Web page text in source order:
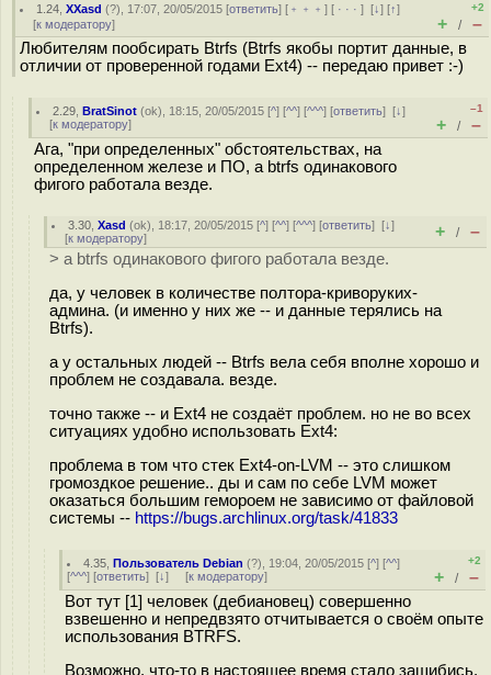
1.24 ,XXasd (?), 17:07, 20/05/2015 [ответить] [ ﹢﹢﹢] [ · · ·][↓] [↑]
[к модератору]
+2
+ / –
Любителям пообсирать Btrfs (Btrfs якобы портит данные, в
отличии от проверенной годами Ext4) -- передаю привет :-)
2.29 ,BratSinot (ok), 18:15, 20/05/2015 [^] [^^] [^^^] [ответить][↓]
[к модератору]
–1
+ / –
Ага, "при определенных" обстоятельствах, на
определенном железе и ПО, а btrfs одинакового
фигого работала везде.
3.30 ,Xasd (ok), 18:17, 20/05/2015 [^] [^^] [^^^] [ответить][↓]
[к модератору] + / –
> а btrfs одинакового фигого работала везде.
да, у человек в количестве полтора-криворуких-
админа. (и именно у них же -- и данные терялись на
Btrfs).
а у остальных людей -- Btrfs вела себя вполне хорошо и
проблем не создавала. везде.
точно также -- и Ext4 не создаёт проблем. но не во всех
ситуациях удобно использовать Ext4:
проблема в том что стек Ext4-on-LVM -- это слишком
громоздкое решение.. ды и сам по себе LVM может
оказаться большим гемороем не зависимо от файловой
системы -- https://bugs.archlinux.org/task/41833
4.35 ,Пользователь Debian (?), 19:04, 20/05/2015 [^] [^^]
[^^^] [ответить] [↓] [к модератору]
+2
+ / –
Вот тут [1] человек (дебиановец) совершенно
взвешенно и непредвзято отчитывается о своём опыте
использования BTRFS.
Возможно, что-то в настоящее время стало зашибись,